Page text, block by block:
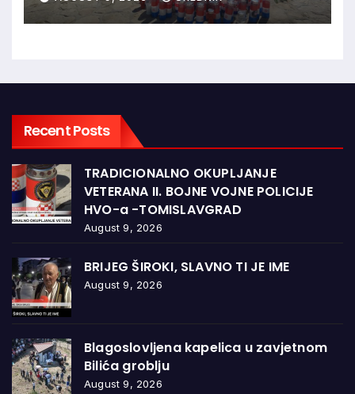
sudski postupak
Recent Posts
TRADICIONALNO OKUPLJANJE
VETERANA II. BOJNE VOJNE POLICIJE
HVO-a -TOMISLAVGRAD
August 9, 2026
BRIJEG ŠIROKI, SLAVNO TI JE IME
August 9, 2026
Blagoslovljena kapelica u zavjetnom
Bilića groblju
August 9, 2026